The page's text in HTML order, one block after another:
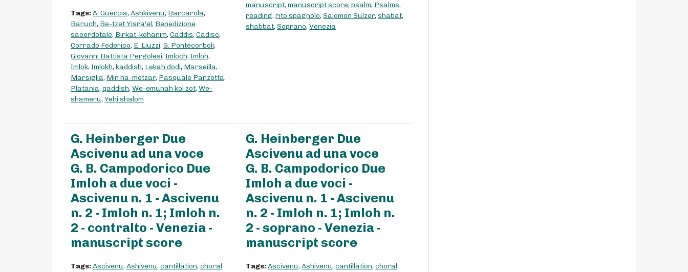
Tags:A. Guercia, Ashkivenu, Barcarola,
Baruch, Be-tzet Yisra'el, Benedizione
sacerdotale, Birkat-kohanim, Caddis, Cadisc,
Corrado Federico, E. Liuzzi, G. Pontecorboli,
Giovanni Battista Pergolesi, Imloch, Imloh,
Imlok, Imlokh, kaddish, Lekah dodi, Marseilla,
Marsiglia, Min ha-metzar, Pasquale Panzetta,
Platania, qaddish, We-emunah kol zot, We-
shameru, Yehi shalom
manuscript,manuscript score,psalm, Psalms,
reading,rito spagnolo,Salomon Sulzer,shabat,
shabbat,Soprano,Venezia
G. Heinberger Due
Ascivenu ad una voce
G. B. Campodorico Due
Imloh a due voci -
Ascivenu n. 1 - Ascivenu
n. 2 - Imloh n. 1; Imloh n.
2 - contralto - Venezia -
manuscript score
Tags:Ascivenu, Ashivenu, cantillation, choral
G. Heinberger Due
Ascivenu ad una voce
G. B. Campodorico Due
Imloh a due voci -
Ascivenu n. 1 - Ascivenu
n. 2 - Imloh n. 1; Imloh n.
2 - soprano - Venezia -
manuscript score
Tags:Ascivenu,Ashivenu,cantillation,choral